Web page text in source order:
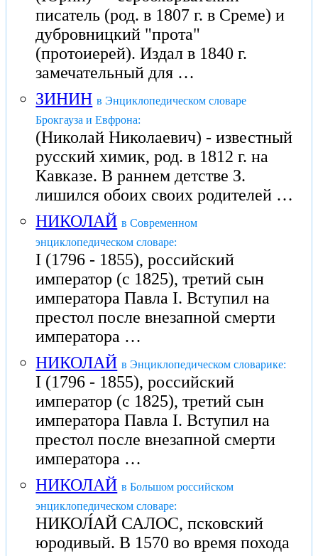
писатель (род. в 1807 г. в Среме) и
дубровницкий "прота"
(протоиерей). Издал в 1840 г.
замечательный для …
ЗИНИН в Энциклопедическом словаре
Брокгауза и Евфрона:
(Николай Николаевич) - известный
русский химик, род. в 1812 г. на
Кавказе. В раннем детстве З.
лишился обоих своих родителей …
НИКОЛАЙ в Современном
энциклопедическом словаре:
I (1796 - 1855), российский
император (с 1825), третий сын
императора Павла I. Вступил на
престол после внезапной смерти
императора …
НИКОЛАЙ в Энциклопедическом словарике:
I (1796 - 1855), российский
император (с 1825), третий сын
императора Павла I. Вступил на
престол после внезапной смерти
императора …
НИКОЛАЙ в Большом российском
энциклопедическом словаре:
НИКОЛ́АЙ САЛОС, псковский
юродивый. В 1570 во время похода